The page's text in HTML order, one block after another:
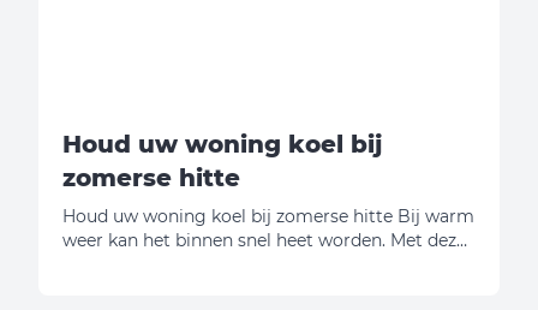
Houd uw woning koel bij
zomerse hitte
Houd uw woning koel bij zomerse hitte Bij warm
weer kan het binnen snel heet worden. Met deze